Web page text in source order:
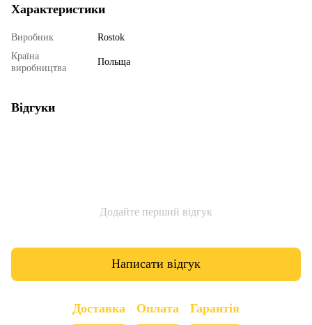
Характеристики
Виробник
Rostok
Країна
виробництва
Польща
Відгуки
Додайте перший відгук
Написати відгук
Доставка Оплата Гарантія